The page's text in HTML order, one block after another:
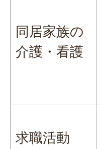
同居家族の
介護・看護
求職活動